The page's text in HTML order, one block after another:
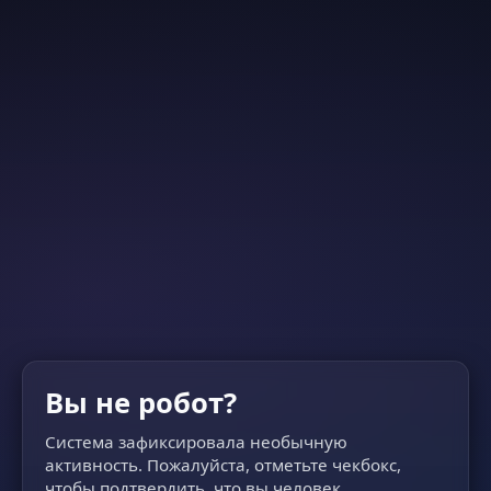
Вы не робот?
Система зафиксировала необычную
активность. Пожалуйста, отметьте чекбокс,